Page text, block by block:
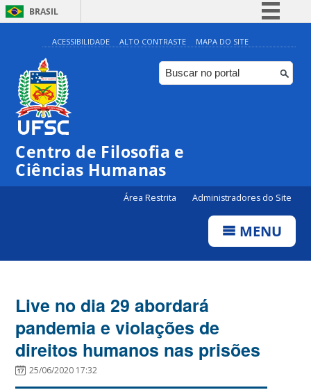
BRASIL
Simplifique!
Comunica BR
Participe
ACESSIBILIDADE ALTO CONTRASTE MAPA DO SITE
Centro de Filosofia e
Ciências Humanas
Área Restrita Administradores do Site
MENU
Live no dia 29 abordará
pandemia e violações de
direitos humanos nas prisões
25/06/2020 17:32